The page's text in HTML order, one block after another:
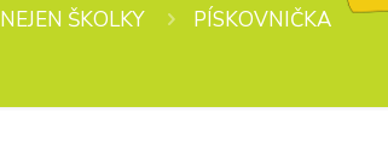
NEJEN ŠKOLKY PÍSKOVNIČKA